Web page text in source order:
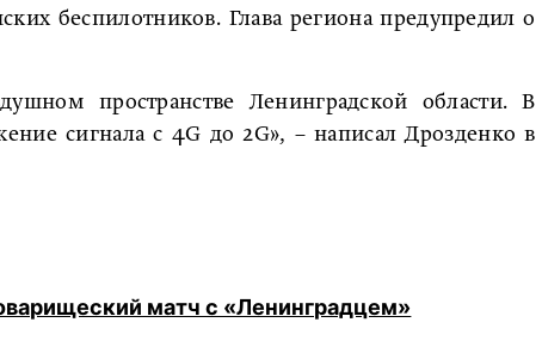
беспилотников. Глава региона предупредил о
пространстве Ленинградской области. В
сигнала с 4G до 2G», – написал Дрозденко в
матч с «Ленинградцем»